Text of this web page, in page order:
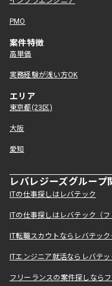
PMO
案件特徴
高単価
実務経験が浅い方OK
エリア
東京都(23区)
大阪
愛知
レバレジーズグループ
ITの仕事探しはレバテック
ITの仕事探しはレバテック（
IT転職スカウトならレバテッ
ITエンジニア就活ならレバテ
フリーランスの案件探しなら